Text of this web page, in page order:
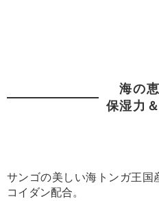
海の
保湿力
サンゴの美しい海トンガ王国
コイダン配合。